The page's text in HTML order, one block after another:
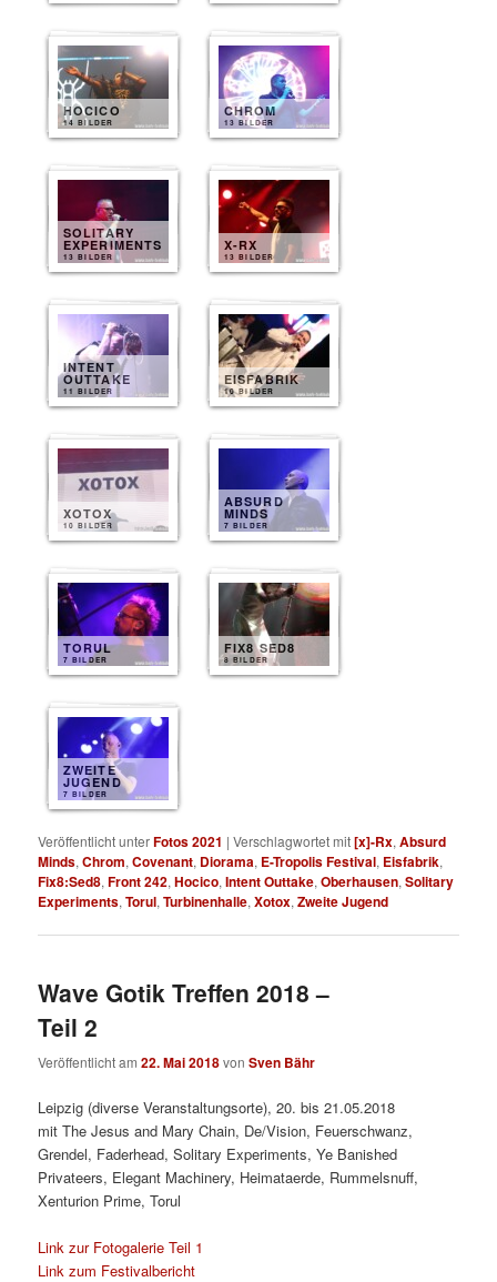
HOCICO
14 BILDER
CHROM
13 BILDER
SOLITARY
EXPERIMENTS
13 BILDER
X-RX
13 BILDER
INTENT
OUTTAKE
11 BILDER
EISFABRIK
10 BILDER
XOTOX
10 BILDER
ABSURD
MINDS
7 BILDER
TORUL
7 BILDER
FIX8 SED8
8 BILDER
ZWEITE
JUGEND
7 BILDER
Veröffentlicht unterFotos 2021 |Verschlagwortet mit[x]-Rx,Absurd
Minds,Chrom,Covenant, Diorama, E-Tropolis Festival, Eisfabrik,
Fix8:Sed8,Front 242,Hocico,Intent Outtake,Oberhausen,Solitary
Experiments,Torul,Turbinenhalle,Xotox,Zweite Jugend
Wave Gotik Treffen 2018 –
Teil 2
Veröffentlicht am22. Mai 2018vonSven Bähr
Leipzig (diverse Veranstaltungsorte), 20. bis 21.05.2018
mit The Jesus and Mary Chain, De/Vision, Feuerschwanz,
Grendel, Faderhead, Solitary Experiments, Ye Banished
Privateers, Elegant Machinery, Heimataerde, Rummelsnuff,
Xenturion Prime, Torul
Link zur Fotogalerie Teil 1
Link zum Festivalbericht